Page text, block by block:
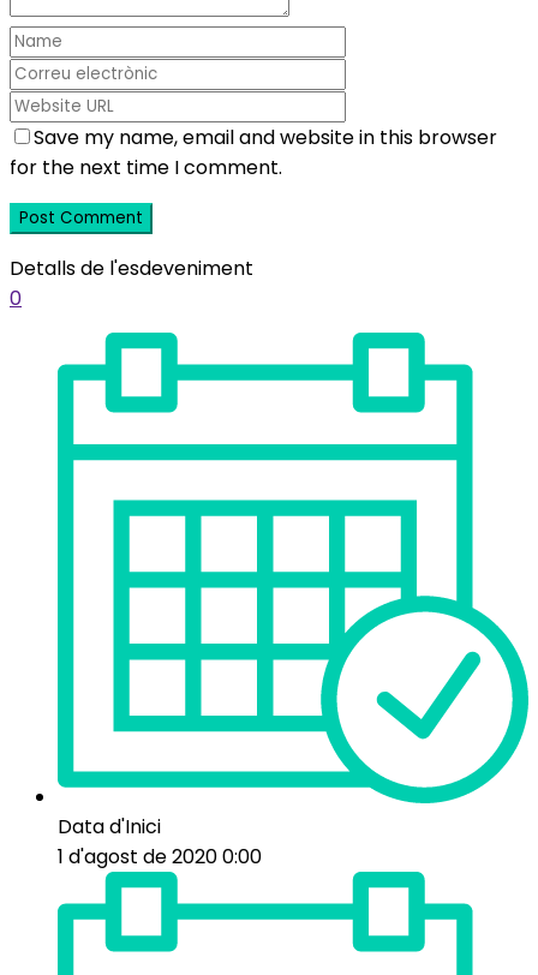
Save my name, email and website in this browser
for the next time I comment.
Detalls de l'esdeveniment
0
Data d'Inici
1 d'agost de 2020 0:00